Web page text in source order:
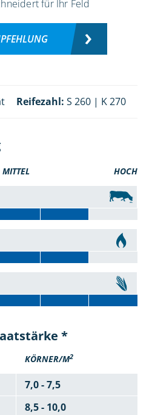
für Ihr Feld
Reifezahl: S 260 | K 270
MITTEL HOCH
*
KÖRNER/M2
7,0 - 7,5
8,5 - 10,0